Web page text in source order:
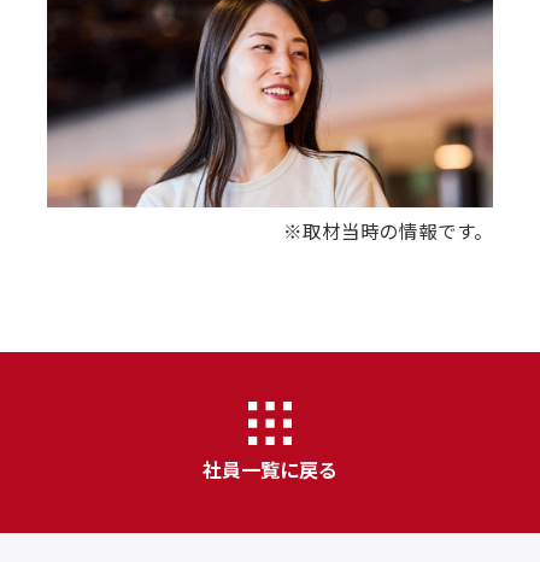
※取材当時の情報です。
社員一覧に戻る